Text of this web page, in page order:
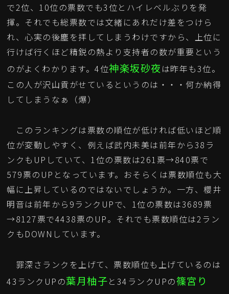
で2位、10位の票数でも3位とハイレベルぶりを発
揮。それでも総票数では文緒にあれだけ差をつけら
れ、心実の後塵を拝してしまうわけですから、上位に
行けば行くほど精鋭の熱より支持者の数が重要という
のがよくわかります。4位神楽坂砂夜 は昨年も3位。
この人が沢山貢がせているというのは・・・何か納得
してしまうなぁ（爆）
このランキングは票数の順位が低ければ低いほど順
位が変動しやすく、例えば武内未美は前年から38ラ
ンクもUPしていて、1位の票数は261票→840票で
579票のUPとなっています。おそらくは票数順位も大
幅に上昇しているのではないでしょうか。一方、櫻井
明音は前年から9ランクUPで、1位の票数は3689票
→8127票で4438票のUP。それでも票数順位は2ラン
クもDOWNしています。
罪深さランクを上げて、票数順位も上げているのは
43ランクUPの葉月柚子と34ランクUPの篠宮り